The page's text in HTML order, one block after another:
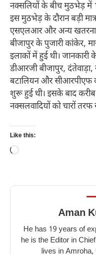
नक्सलियों के बीच मुठभेड़ में
इस मुठभेड़ के दौरान बड़ी
एसएलआर और अन्य
बीजापुर के पुजारी कांकेर,
इलाकों में हुई थी।
डीआरजी बीजापुर,
बटालियन और सीआरपीएफ
शुरू हुई थी। इसके बाद करीब
नक्सलवादियों को चारों तरफ
Like this:
Loading…
Aman
He has 19 years of
he is the Editor in
lives in